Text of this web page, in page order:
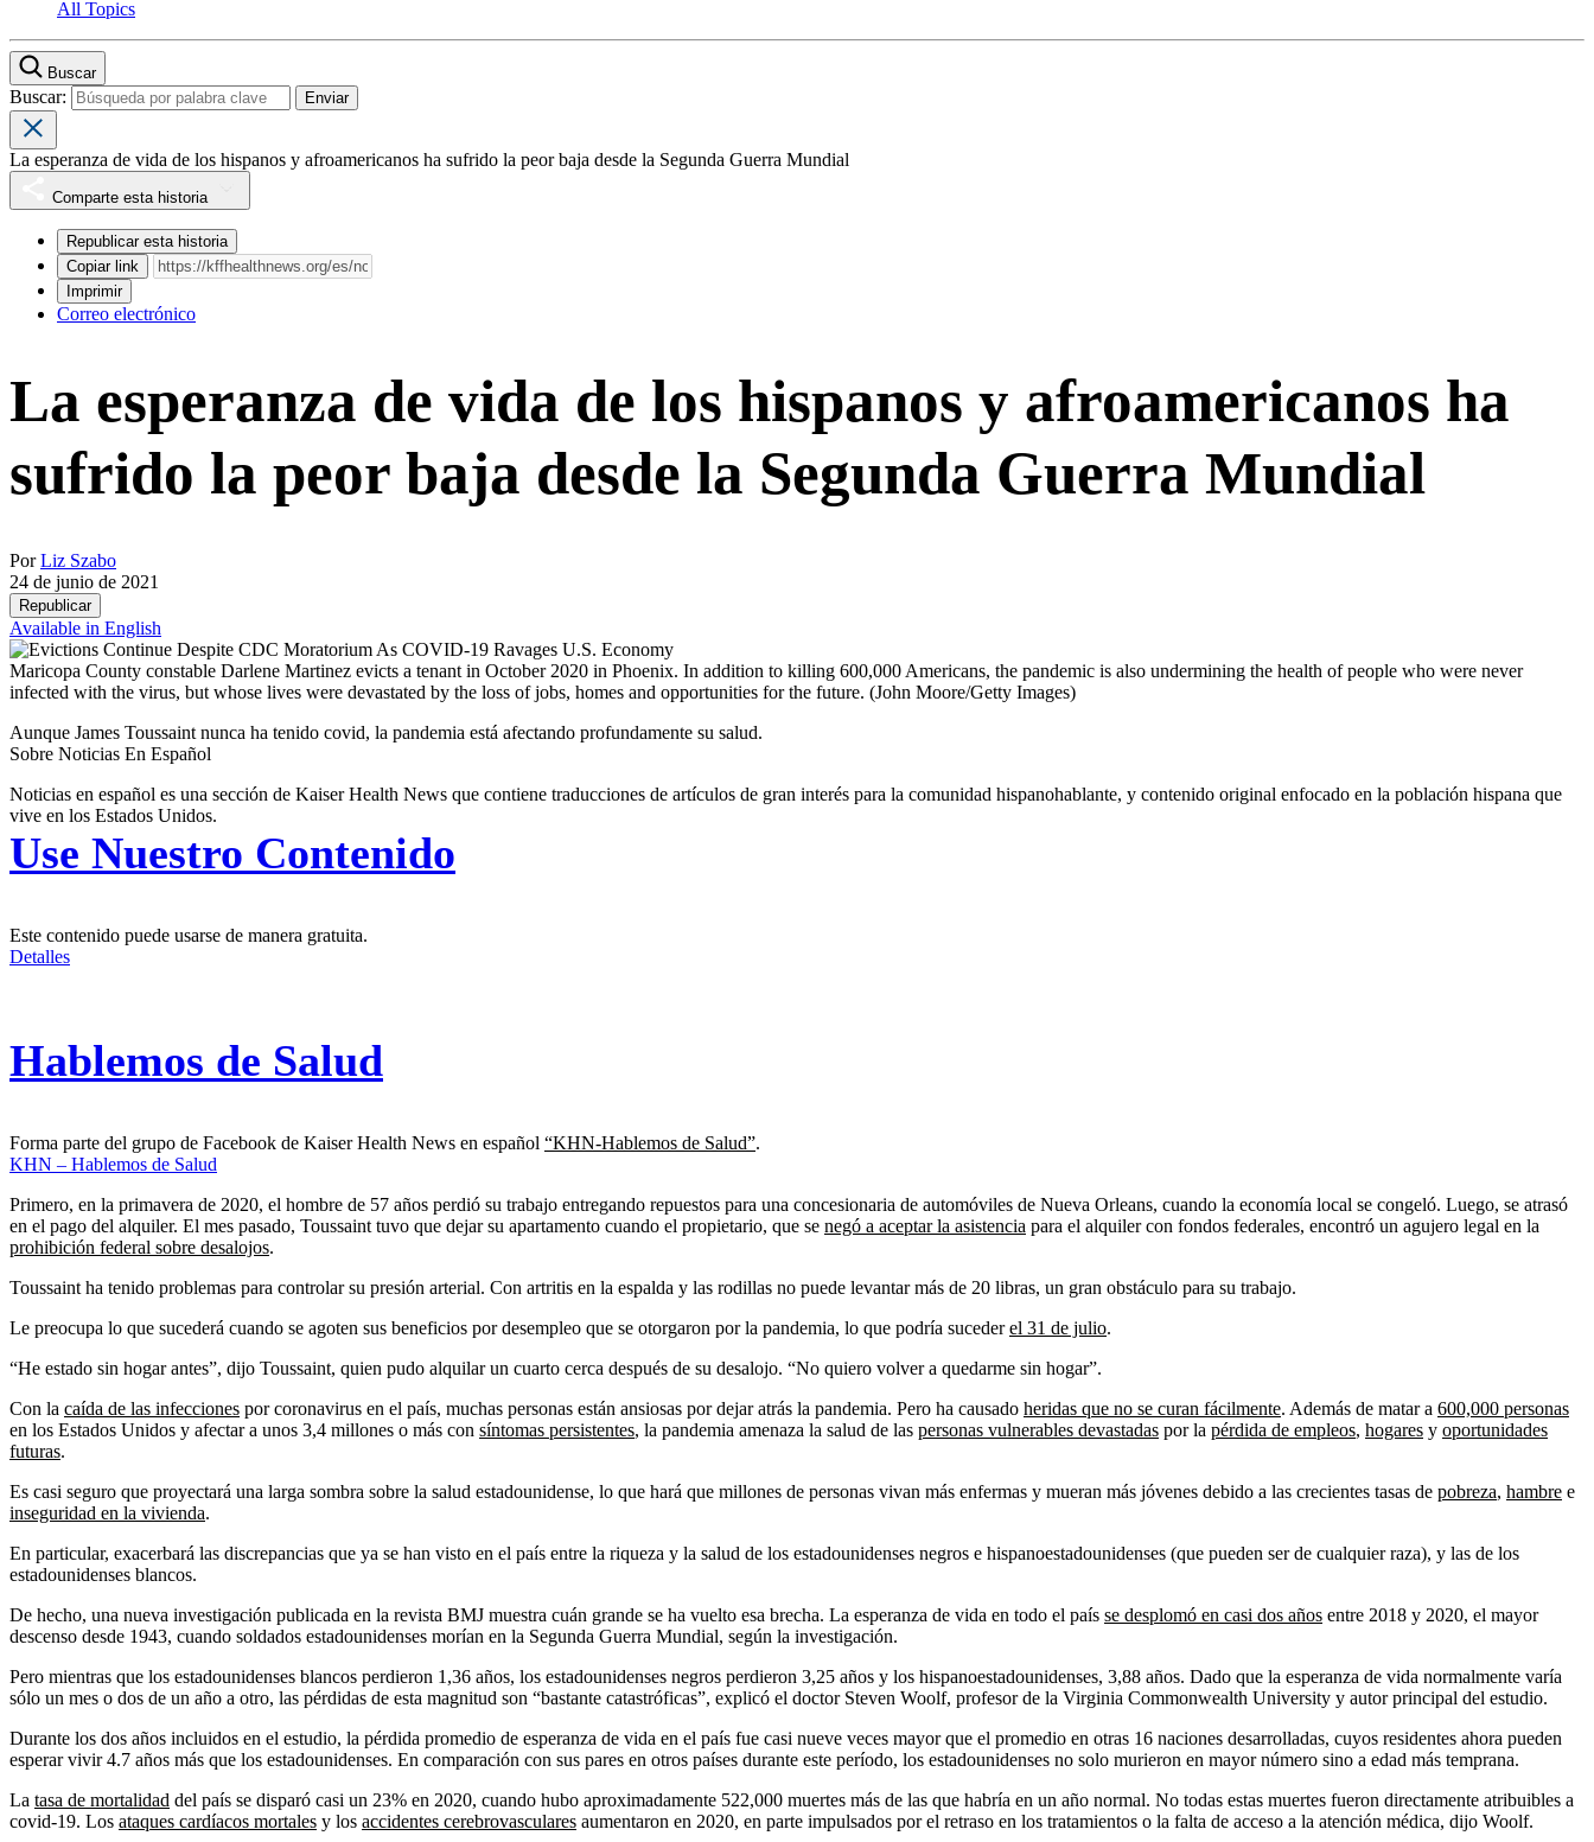
All Topics
Buscar
Buscar:
La esperanza de vida de los hispanos y afroamericanos ha sufrido la peor baja desde la Segunda Guerra Mundial
Comparte esta historia
Republicar esta historia
Copiar link
Imprimir
Correo electrónico
La esperanza de vida de los hispanos y afroamericanos ha
sufrido la peor baja desde la Segunda Guerra Mundial
PorLiz Szabo
24 de junio de 2021
Republicar
Available in English
Maricopa County constable Darlene Martinez evicts a tenant in October 2020 in Phoenix. In addition to killing 600,000 Americans, the pandemic is also undermining the health of people who were never
infected with the virus, but whose lives were devastated by the loss of jobs, homes and opportunities for the future. (John Moore/Getty Images)
Aunque James Toussaint nunca ha tenido covid, la pandemia está afectando profundamente su salud.
Sobre Noticias En Español
Noticias en español es una sección de Kaiser Health News que contiene traducciones de artículos de gran interés para la comunidad hispanohablante, y contenido original enfocado en la población hispana que
vive en los Estados Unidos.
Use Nuestro Contenido
Este contenido puede usarse de manera gratuita.
Detalles
Hablemos de Salud
Forma parte del grupo de Facebook de Kaiser Health News en español “KHN-Hablemos de Salud”.
KHN – Hablemos de Salud
Primero, en la primavera de 2020, el hombre de 57 años perdió su trabajo entregando repuestos para una concesionaria de automóviles de Nueva Orleans, cuando la economía local se congeló. Luego, se atrasó
en el pago del alquiler. El mes pasado, Toussaint tuvo que dejar su apartamento cuando el propietario, que se negó a aceptar la asistencia para el alquiler con fondos federales, encontró un agujero legal en la
prohibición federal sobre desalojos.
Toussaint ha tenido problemas para controlar su presión arterial. Con artritis en la espalda y las rodillas no puede levantar más de 20 libras, un gran obstáculo para su trabajo.
Le preocupa lo que sucederá cuando se agoten sus beneficios por desempleo que se otorgaron por la pandemia, lo que podría sucederel 31 de julio.
“He estado sin hogar antes”, dijo Toussaint, quien pudo alquilar un cuarto cerca después de su desalojo. “No quiero volver a quedarme sin hogar”.
Con la caída de las infecciones por coronavirus en el país, muchas personas están ansiosas por dejar atrás la pandemia. Pero ha causado heridas que no se curan fácilmente. Además de matar a 600,000 personas
en los Estados Unidos y afectar a unos 3,4 millones o más con síntomas persistentes, la pandemia amenaza la salud de las personas vulnerables devastadas por la pérdida de empleos, hogares y oportunidades
futuras.
Es casi seguro que proyectará una larga sombra sobre la salud estadounidense, lo que hará que millones de personas vivan más enfermas y mueran más jóvenes debido a las crecientes tasas de pobreza, hambre e
inseguridad en la vivienda.
En particular, exacerbará las discrepancias que ya se han visto en el país entre la riqueza y la salud de los estadounidenses negros e hispanoestadounidenses (que pueden ser de cualquier raza), y las de los
estadounidenses blancos.
De hecho, una nueva investigación publicada en la revista BMJ muestra cuán grande se ha vuelto esa brecha. La esperanza de vida en todo el país se desplomó en casi dos años entre 2018 y 2020, el mayor
descenso desde 1943, cuando soldados estadounidenses morían en la Segunda Guerra Mundial, según la investigación.
Pero mientras que los estadounidenses blancos perdieron 1,36 años, los estadounidenses negros perdieron 3,25 años y los hispanoestadounidenses, 3,88 años. Dado que la esperanza de vida normalmente varía
sólo un mes o dos de un año a otro, las pérdidas de esta magnitud son “bastante catastróficas”, explicó el doctor Steven Woolf, profesor de la Virginia Commonwealth University y autor principal del estudio.
Durante los dos años incluidos en el estudio, la pérdida promedio de esperanza de vida en el país fue casi nueve veces mayor que el promedio en otras 16 naciones desarrolladas, cuyos residentes ahora pueden
esperar vivir 4.7 años más que los estadounidenses. En comparación con sus pares en otros países durante este período, los estadounidenses no solo murieron en mayor número sino a edad más temprana.
La tasa de mortalidad del país se disparó casi un 23% en 2020, cuando hubo aproximadamente 522,000 muertes más de las que habría en un año normal. No todas estas muertes fueron directamente atribuibles a
covid-19. Los ataques cardíacos mortales y los accidentes cerebrovasculares aumentaron en 2020, en parte impulsados ​​por el retraso en los tratamientos o la falta de acceso a la atención médica, dijo Woolf.